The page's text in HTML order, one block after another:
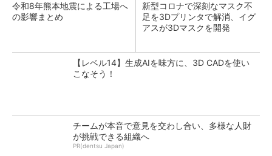
令和8年熊本地震による工場へ
の影響まとめ
新型コロナで深刻なマスク不
足を3Dプリンタで解消、イグ
アスが3Dマスクを開発
【レベル14】生成AIを味方に、3D CADを使い
こなそう！
チームが本音で意見を交わし合い、多様な人財
が挑戦できる組織へ
PR(dentsu Japan)